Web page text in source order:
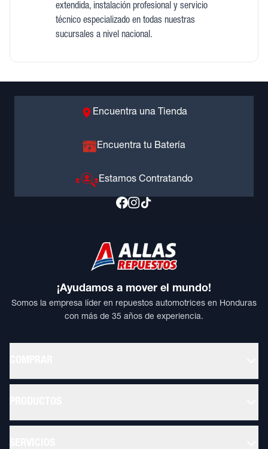
extendida, instalación profesional y servicio
técnico especializado en todas nuestras
sucursales a nivel nacional.
Encuentra una Tienda
Encuentra tu Batería
Estamos Contratando
¡Ayudamos a mover el mundo!
Somos la empresa líder en repuestos automotrices en Honduras
con más de 35 años de experiencia.